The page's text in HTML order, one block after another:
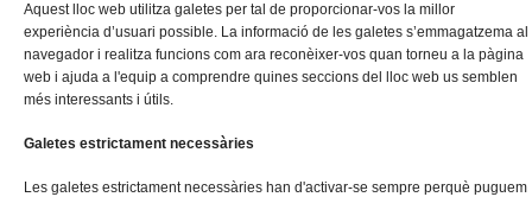
Aquest lloc web utilitza galetes per tal de proporcionar-vos la millor
experiència d’usuari possible. La informació de les galetes s’emmagatzema al
navegador i realitza funcions com ara reconèixer-vos quan torneu a la pàgina
web i ajuda a l'equip a comprendre quines seccions del lloc web us semblen
més interessants i útils.
Galetes estrictament necessàries
Les galetes estrictament necessàries han d'activar-se sempre perquè puguem